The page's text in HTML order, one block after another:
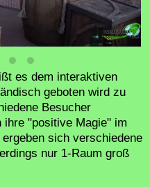
es dem interaktiven
geboten wird zu
Besucher
ihre "positive Magie" im
sich verschiedene
nur 1-Raum groß